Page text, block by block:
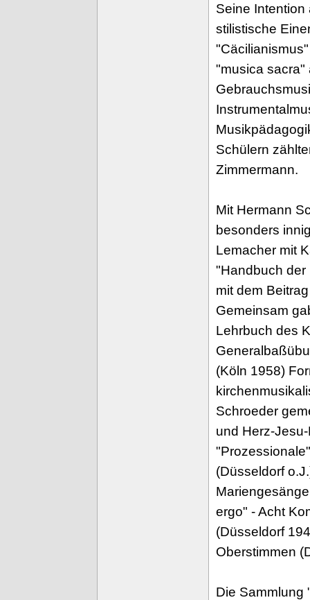
Seine Intention
stilistische
"musica sacra"
Schülern
Zimmermann.
Mit Hermann
besonders
Lemacher mit
"Handbuch der
mit dem
Gemeinsam
Lehrbuch des
(Köln 1958)
Schroeder
und Herz-
(Düsseldorf
ergo" - Acht
(Düsseldorf
Oberstimmen
Die Sammlung